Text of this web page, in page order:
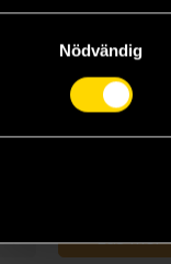
Nödvändig
I Love Amy,
UNNI
Läs mer